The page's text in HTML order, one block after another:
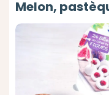
Melon,